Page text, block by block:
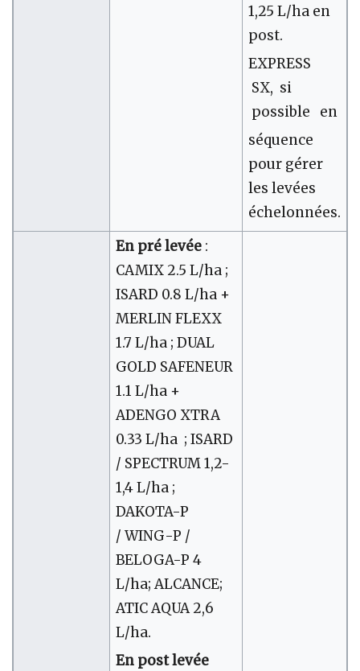
1,25 L/ha en
post.
EXPRESS
SX, si
possible en
séquence
pour gérer
les levées
échelonnées.
En pré levée:
CAMIX 2.5 L/ha ;
ISARD 0.8 L/ha +
MERLIN FLEXX
1.7 L/ha ; DUAL
GOLD SAFENEUR
1.1 L/ha +
ADENGO XTRA
0.33 L/ha ; ISARD
/ SPECTRUM 1,2-
1,4 L/ha ;
DAKOTA-P
/ WING-P /
BELOGA-P 4
L/ha; ALCANCE;
ATIC AQUA 2,6
L/ha.
En post levée